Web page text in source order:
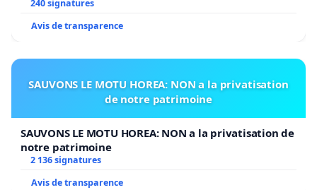
240 signatures
Avis de transparence
SAUVONS LE MOTU HOREA: NON a la privatisation
de notre patrimoine
SAUVONS LE MOTU HOREA: NON a la privatisation de
notre patrimoine
2 136 signatures
Avis de transparence